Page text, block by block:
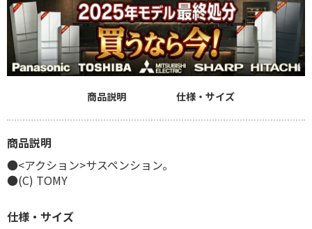
商品説明 仕様・サイズ
商品説明
●<アクション>サスペンション。
●(C) TOMY
仕様・サイズ